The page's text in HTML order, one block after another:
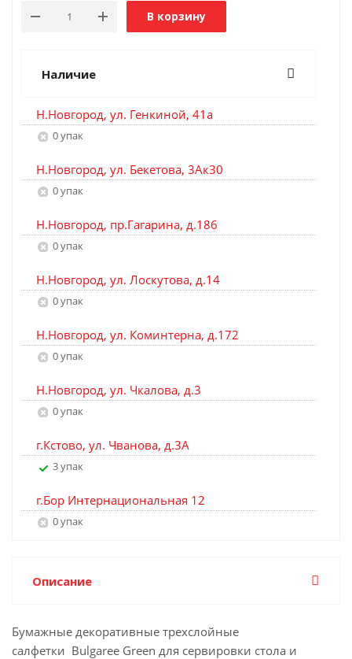
В корзину
Наличие
Н.Новгород, ул. Генкиной, 41а
0 упак
Н.Новгород, ул. Бекетова, 3Ак30
0 упак
Н.Новгород, пр.Гагарина, д.186
0 упак
Н.Новгород, ул. Лоскутова, д.14
0 упак
Н.Новгород, ул. Коминтерна, д.172
0 упак
Н.Новгород, ул. Чкалова, д.3
0 упак
г.Кстово, ул. Чванова, д.3А
3 упак
г.Бор Интернациональная 12
0 упак
Описание
Бумажные декоративные трехслойные
салфетки Bulgaree Green для сервировки стола и